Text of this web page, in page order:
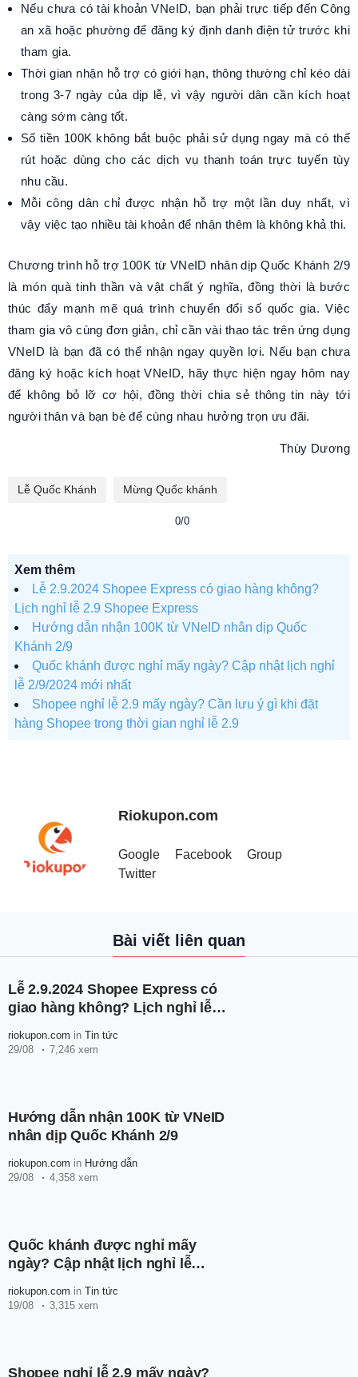
Nếu chưa có tài khoản VNeID, bạn phải trực tiếp đến Công
an xã hoặc phường để đăng ký định danh điện tử trước khi
tham gia.
Thời gian nhận hỗ trợ có giới hạn, thông thường chỉ kéo dài
trong 3-7 ngày của dịp lễ, vì vậy người dân cần kích hoạt
càng sớm càng tốt.
Số tiền 100K không bắt buộc phải sử dụng ngay mà có thể
rút hoặc dùng cho các dịch vụ thanh toán trực tuyến tùy
nhu cầu.
Mỗi công dân chỉ được nhận hỗ trợ một lần duy nhất, vì
vậy việc tạo nhiều tài khoản để nhận thêm là không khả thi.
Chương trình hỗ trợ 100K từ VNeID nhân dịp Quốc Khánh 2/9
là món quà tinh thần và vật chất ý nghĩa, đồng thời là bước
thúc đẩy mạnh mẽ quá trình chuyển đổi số quốc gia. Việc
tham gia vô cùng đơn giản, chỉ cần vài thao tác trên ứng dụng
VNeID là bạn đã có thể nhận ngay quyền lợi. Nếu bạn chưa
đăng ký hoặc kích hoạt VNeID, hãy thực hiện ngay hôm nay
để không bỏ lỡ cơ hội, đồng thời chia sẻ thông tin này tới
người thân và bạn bè để cùng nhau hưởng trọn ưu đãi.
Thùy Dương
Lễ Quốc Khánh Mừng Quốc khánh
0/0
Xem thêm
Lễ 2.9.2024 Shopee Express có giao hàng không?
Lịch nghỉ lễ 2.9 Shopee Express
Hướng dẫn nhận 100K từ VNeID nhân dịp Quốc
Khánh 2/9
Quốc khánh được nghỉ mấy ngày? Cập nhật lịch nghỉ
lễ 2/9/2024 mới nhất
Shopee nghỉ lễ 2.9 mấy ngày? Cần lưu ý gì khi đặt
hàng Shopee trong thời gian nghỉ lễ 2.9
Riokupon.com
Google Facebook
Group
Twitter
Bài viết liên quan
Lễ 2.9.2024 Shopee Express có
giao hàng không? Lịch nghỉ lễ
riokupon.com in Tin tức
29/08
7,246 xem
Hướng dẫn nhận 100K từ VNeID
nhân dịp Quốc Khánh 2/9
riokupon.com in Hướng dẫn
29/08
4,358 xem
Quốc khánh được nghỉ mấy
ngày? Cập nhật lịch nghỉ lễ
riokupon.com in Tin tức
19/08
3,315 xem
Shopee nghỉ lễ 2.9 mấy ngày?